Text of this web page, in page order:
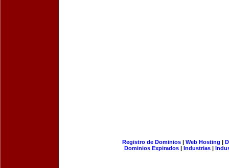
Registro de Dominios| Web Hosting |
Dominios Expirados | Industrias |